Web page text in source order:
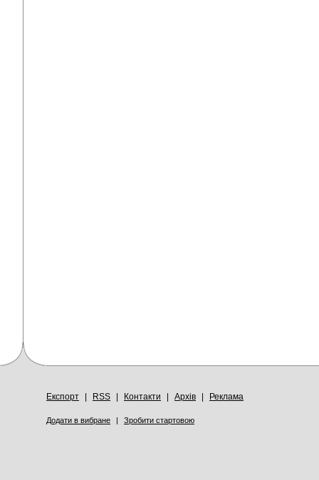
Експорт | RSS | Контакти | Архів | Реклама
Додати в вибране | Зробити стартовою